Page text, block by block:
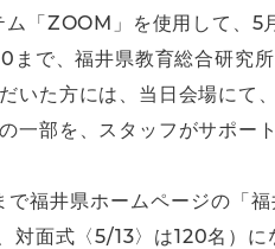
「ZOOM」を使用して、
まで、福井県教育総合研究
いた方には、当日会場に
一部を、スタッフがサポート
福井県ホームページの「
対面式〈5/13〉は120名）